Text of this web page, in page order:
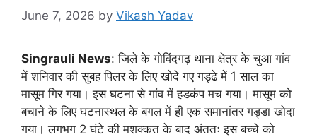
June 7, 2026 by Vikash Yadav
Singrauli News: जिले के गोविंदगढ़ थाना क्षेत्र के चुआ गांव
में शनिवार की सुबह पिलर के लिए खोदे गए गड्ढे में 1 साल का
मासूम गिर गया। इस घटना से गांव में हडकंप मच गया। मासूम को
बचाने के लिए घटनास्थल के बगल में ही एक समानांतर गड्डा खोदा
गया। लगभग 2 घंटे की मशक्कत के बाद अंततः इस बच्चे को